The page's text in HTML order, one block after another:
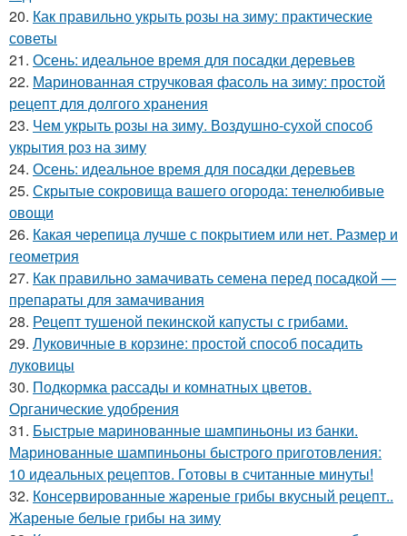
20. Как правильно укрыть розы на зиму: практические
советы
21. Осень: идеальное время для посадки деревьев
22. Маринованная стручковая фасоль на зиму: простой
рецепт для долгого хранения
23. Чем укрыть розы на зиму. Воздушно-сухой способ
укрытия роз на зиму
24. Осень: идеальное время для посадки деревьев
25. Скрытые сокровища вашего огорода: тенелюбивые
овощи
26. Какая черепица лучше с покрытием или нет. Размер и
геометрия
27. Как правильно замачивать семена перед посадкой —
препараты для замачивания
28. Рецепт тушеной пекинской капусты с грибами.
29. Луковичные в корзине: простой способ посадить
луковицы
30. Подкормка рассады и комнатных цветов.
Органические удобрения
31. Быстрые маринованные шампиньоны из банки.
Маринованные шампиньоны быстрого приготовления:
10 идеальных рецептов. Готовы в считанные минуты!
32. Консервированные жареные грибы вкусный рецепт..
Жареные белые грибы на зиму